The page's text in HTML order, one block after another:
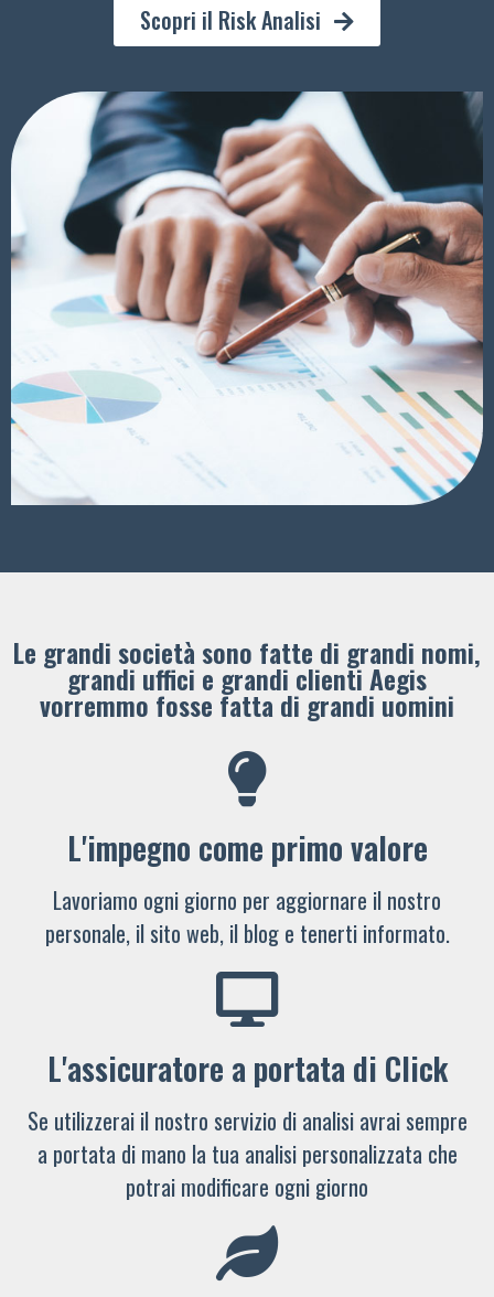
Scopri il Risk Analisi
Le grandi società sono fatte di grandi nomi,
grandi uffici e grandi clienti ​Aegis
vorremmo fosse fatta di grandi uomini
L'impegno come primo valore
Lavoriamo ogni giorno per aggiornare il nostro
personale, il sito web, il blog e tenerti informato.
L'assicuratore a portata di Click
Se utilizzerai il nostro servizio di analisi avrai sempre
a portata di mano la tua analisi personalizzata che
potrai modificare ogni giorno